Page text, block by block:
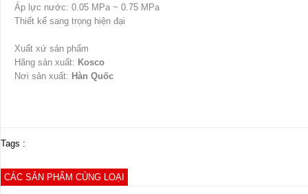
Áp lực nước: 0.05 MPa ~ 0.75 MPa
Thiết kế sang trọng hiện đại
Xuất xứ sản phẩm
Hãng sản xuất: Kosco
Nơi sản xuất: Hàn Quốc
Tags :
CÁC SẢN PHẨM CÙNG LOẠI